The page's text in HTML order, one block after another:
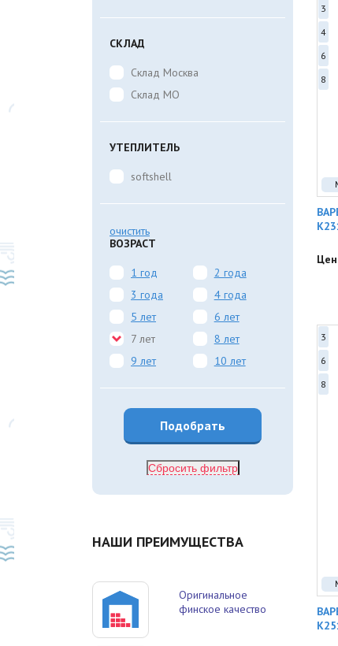
СКЛАД
Склад Москва
Склад МО
УТЕПЛИТЕЛЬ
softshell
очистить
ВОЗРАСТ
1 год
2 года
3 года
4 года
5 лет
6 лет
7 лет
8 лет
9 лет
10 лет
Сбросить фильтр
НАШИ ПРЕИМУЩЕСТВА
Оригинальное
финское качество
3
4
6
8
3
6
8